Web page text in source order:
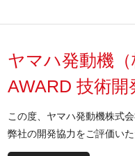
ヤマハ発動機
AWARD 技術
この度、ヤマハ発動機株式
弊社の開発協力をご評価い